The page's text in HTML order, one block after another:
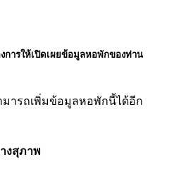
การให้เปิดเผยข้อมูลหอพักของท่าน
ารถเพิ่มข้อมูลหอพักนี้ได้อีก
งสุภาพ